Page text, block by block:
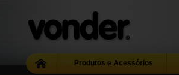
Produtos e Acessórios